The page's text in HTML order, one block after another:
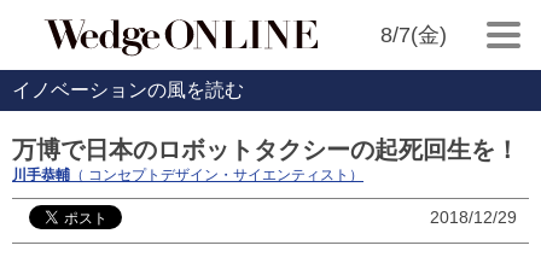
8/7(金)
イノベーションの風を読む
万博で日本のロボットタクシーの起死回生を！
川手恭輔 （ コンセプトデザイン・サイエンティスト）
2018/12/29